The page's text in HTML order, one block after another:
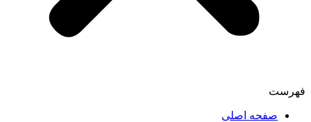
فهرست
صفحه اصلی